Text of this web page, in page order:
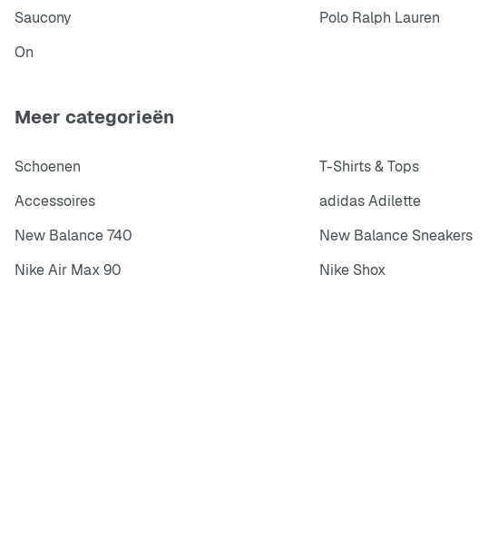
Saucony
Polo Ralph Lauren
On
Meer categorieën
Schoenen T-Shirts & Tops
Accessoires
adidas Adilette
New Balance 740
New Balance Sneakers
Nike Air Max 90
Nike Shox